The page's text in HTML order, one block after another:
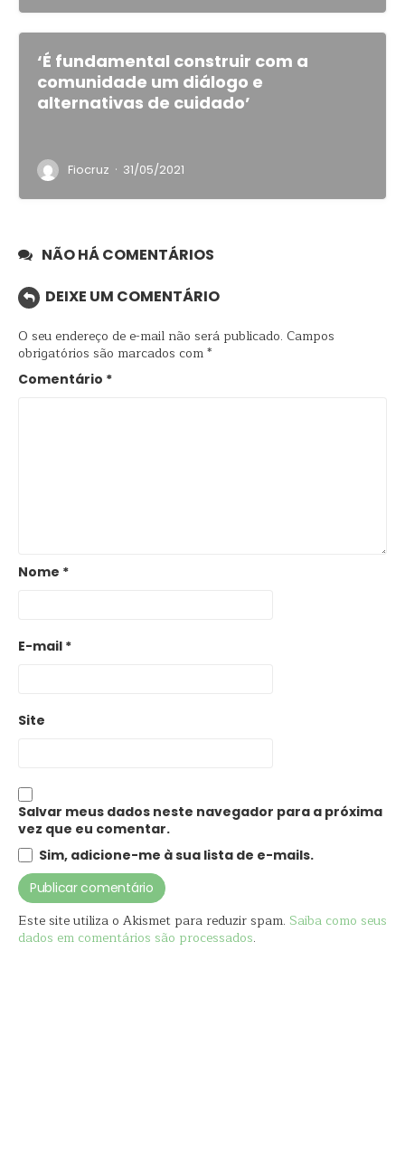
‘É fundamental construir com a
comunidade um diálogo e
alternativas de cuidado’
Fiocruz · 31/05/2021
NÃO HÁ COMENTÁRIOS
DEIXE UM COMENTÁRIO
O seu endereço de e-mail não será publicado. Campos
obrigatórios são marcados com*
Comentário *
Nome *
E-mail *
Site
Salvar meus dados neste navegador para a próxima
vez que eu comentar.
Sim, adicione-me à sua lista de e-mails.
Este site utiliza o Akismet para reduzir spam. Saiba como seus
dados em comentários são processados.